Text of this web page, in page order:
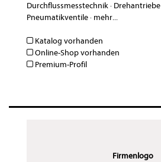
Durchflussmesstechnik· Drehantriebe
Pneumatikventile· mehr...
Katalog vorhanden
Online-Shop vorhanden
Premium-Profil
Firmenlogo